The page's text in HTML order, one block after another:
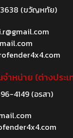
(ขวัญหทัย)
ำหน่าย (ต่างประ
4149(อรสา)